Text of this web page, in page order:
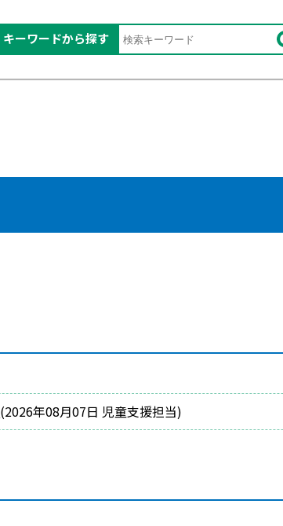
キーワードから探す
(2026年08月07日 児童支援担当)